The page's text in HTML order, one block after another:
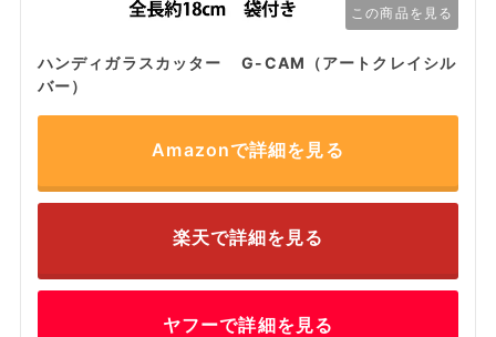
この商品を見る
ハンディガラスカッター G-CAM（アートクレイシル
バー）
Amazonで詳細を見る
楽天で詳細を見る
ヤフーで詳細を見る